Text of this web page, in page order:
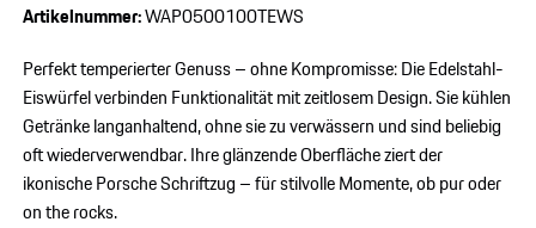
Artikelnummer:WAP0500100TEWS
Perfekt temperierter Genuss – ohne Kompromisse: Die Edelstahl-
Eiswürfel verbinden Funktionalität mit zeitlosem Design. Sie kühlen
Getränke langanhaltend, ohne sie zu verwässern und sind beliebig
oft wiederverwendbar. Ihre glänzende Oberfläche ziert der
ikonische Porsche Schriftzug – für stilvolle Momente, ob pur oder
on the rocks.